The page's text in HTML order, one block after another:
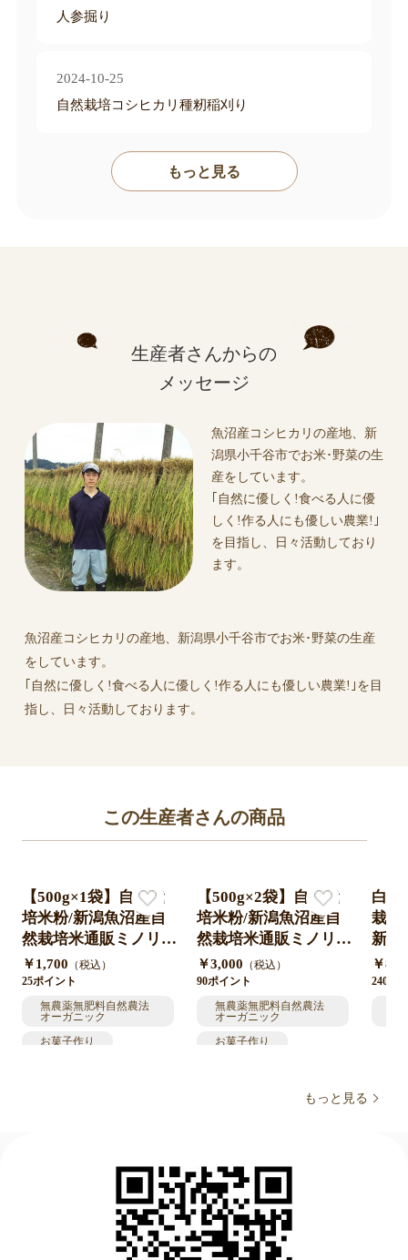
｢加工品｣
ミノリ農産では、農薬・科学肥料を一切使わない有機肥
料も一切使わない｢自然栽培｣による米作りに取り組んで
除草剤も使いませんので除草作業など大変な苦労は有り
自然の美味しさを是非味わってください。
：：：：：：：：：：：：：：：：：：：：
【栽培の様子はブログで紹介しています】
ミノリ農産ブログ
https://home.tsuku2.jp/storeBlog.php?scd=0000058002
直売所情報はこちらから〜＼(^^)／
･Facebook
https://www.instagram.com/minori_nousan
仕入れご希望の事業者様
ツクツクB2Bへ出展しております
https://kumu2.jp/minori-nousan
：：：：：：：：：：：：：：：：：：：：
プレミアムライセンスクラブHPで成績をご確認頂けます
http://www.syokumikanteisi.gr.jp/premium.htm
人参掘り
2024-10-25
自然栽培コシヒカリ種籾稲刈り
もっと見る
生産者さんからの
メッセージ
魚沼産コシヒカリの産地、新
潟県小千谷市でお米･野菜の生
産をしています。
｢自然に優しく!食べる人に優
しく!作る人にも優しい農業!｣
を目指し、日々活動しており
ます。
魚沼産コシヒカリの産地、新潟県小千谷市でお米･野菜の生産
をしています。
｢自然に優しく!食べる人に優しく!作る人にも優しい農業!｣を目
指し、日々活動しております。
もっと見る
この生産者さんの商品
【500g×1袋】自然栽
培米粉/新潟魚沼産自
然栽培米通販ミノリ農
産/ファーム
￥1,700 （税込）
25ポイント
無農薬無肥料自然農法
オーガニック
お菓子作り
【500g×2袋】自然栽
培米粉/新潟魚沼産自
然栽培米通販ミノリ農
産/ファーム
￥3,000 （税込）
90ポイント
無農薬無肥料自然農法
オーガニック
お菓子作り
送料無料(送料込み)
白米
栽培
新潟
ミ
￥
240ポ